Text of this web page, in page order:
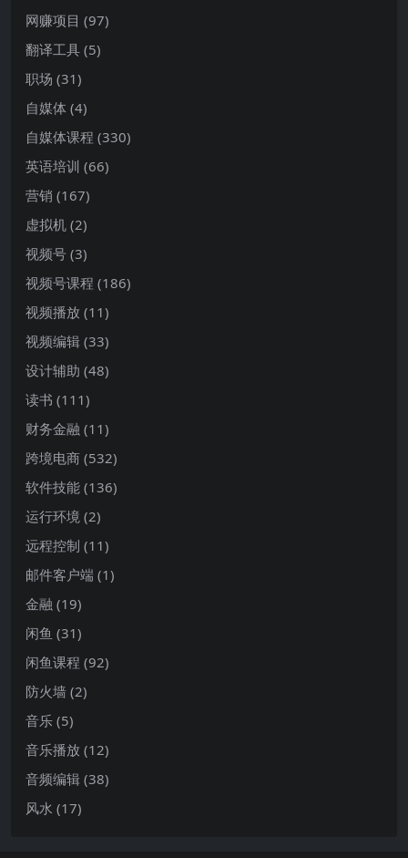
网赚项目 (97)
翻译工具 (5)
职场 (31)
自媒体 (4)
自媒体课程 (330)
英语培训 (66)
营销 (167)
虚拟机 (2)
视频号 (3)
视频号课程 (186)
视频播放 (11)
视频编辑 (33)
设计辅助 (48)
读书 (111)
财务金融 (11)
跨境电商 (532)
软件技能 (136)
运行环境 (2)
远程控制 (11)
邮件客户端 (1)
金融 (19)
闲鱼 (31)
闲鱼课程 (92)
防火墙 (2)
音乐 (5)
音乐播放 (12)
音频编辑 (38)
风水 (17)